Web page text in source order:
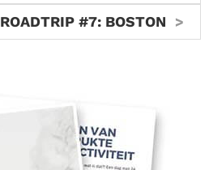
ROADTRIP #7: BOSTON